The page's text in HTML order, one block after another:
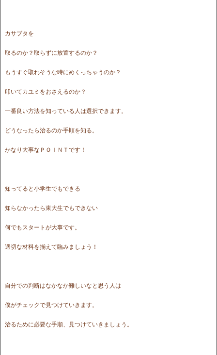
カサブタを
取るのか？取らずに放置するのか？
もうすぐ取れそうな時にめくっちゃうのか？
叩いてカユミをおさえるのか？
一番良い方法を知っている人は選択できます。
どうなったら治るのか手順を知る。
かなり大事なＰＯＩＮＴです！
知ってると小学生でもできる
知らなかったら東大生でもできない
何でもスタートが大事です。
適切な材料を揃えて臨みましょう！
自分での判断はなかなか難しいなと思う人は
僕がチェックで見つけていきます。
治るために必要な手順、見つけていきましょう。